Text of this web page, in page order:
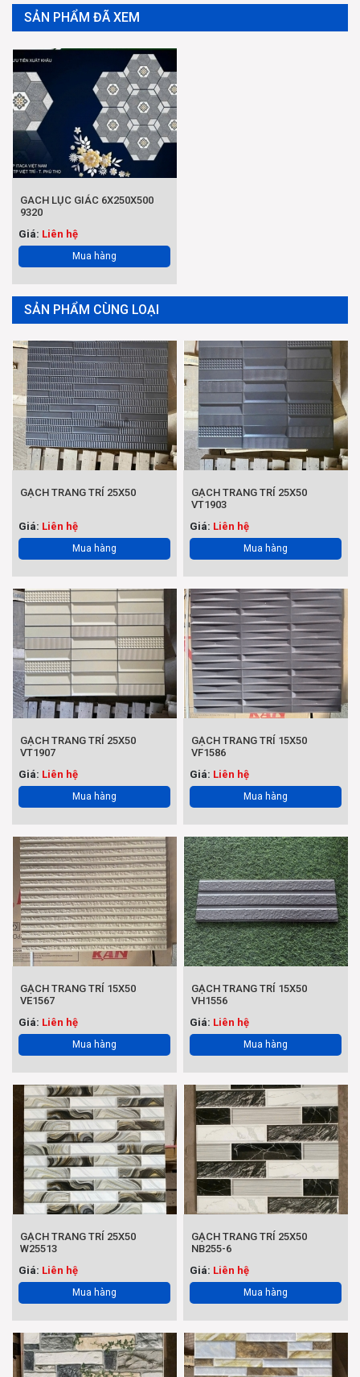
SẢN PHẨM ĐÃ XEM
GACH LỤC GIÁC 6X250X500
9320
Giá: Liên hệ
Mua hàng
SẢN PHẨM CÙNG LOẠI
GẠCH TRANG TRÍ 25X50
Giá: Liên hệ
Mua hàng
GẠCH TRANG TRÍ 25X50
VT1903
Giá: Liên hệ
Mua hàng
GẠCH TRANG TRÍ 25X50
VT1907
Giá: Liên hệ
Mua hàng
GẠCH TRANG TRÍ 15X50
VF1586
Giá: Liên hệ
Mua hàng
GẠCH TRANG TRÍ 15X50
VE1567
Giá: Liên hệ
Mua hàng
GẠCH TRANG TRÍ 15X50
VH1556
Giá: Liên hệ
Mua hàng
GẠCH TRANG TRÍ 25X50
W25513
Giá: Liên hệ
Mua hàng
GẠCH TRANG TRÍ 25X50
NB255-6
Giá: Liên hệ
Mua hàng